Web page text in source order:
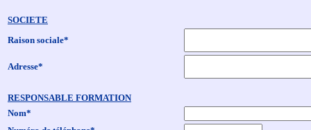
SOCIETE
Raison sociale*
Adresse*
RESPONSABLE FORMATION
Nom*